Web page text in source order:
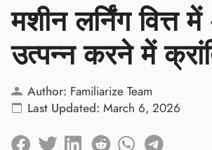
मशीन लर्निंग वित्त
उत्पन्न करने में
Author: Familiarize Team
Last Updated: March 6, 2026